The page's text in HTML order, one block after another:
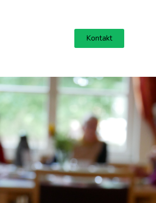
Kontakt